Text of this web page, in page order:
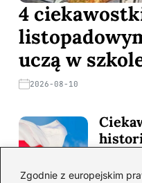
Zgodnie z europejskim
4
uczą w
2026-08-10
2026-